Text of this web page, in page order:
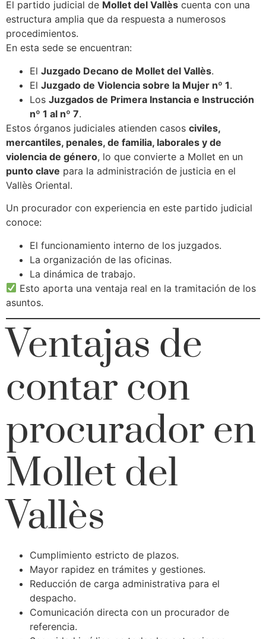
El partido judicial de Mollet del Vallès cuenta con una
estructura amplia que da respuesta a numerosos
procedimientos.
En esta sede se encuentran:
El Juzgado Decano de Mollet del Vallès.
El Juzgado de Violencia sobre la Mujer nº 1.
Los Juzgados de Primera Instancia e Instrucción
nº 1 al nº 7.
Estos órganos judiciales atienden casos civiles,
mercantiles, penales, de familia, laborales y de
violencia de género, lo que convierte a Mollet en un
punto clave para la administración de justicia en el
Vallès Oriental.
Un procurador con experiencia en este partido judicial
conoce:
El funcionamiento interno de los juzgados.
La organización de las oficinas.
La dinámica de trabajo.
Esto aporta una ventaja real en la tramitación de los
asuntos.
Ventajas de
contar con
procurador en
Mollet del
Vallès
Cumplimiento estricto de plazos.
Mayor rapidez en trámites y gestiones.
Reducción de carga administrativa para el
despacho.
Comunicación directa con un procurador de
referencia.